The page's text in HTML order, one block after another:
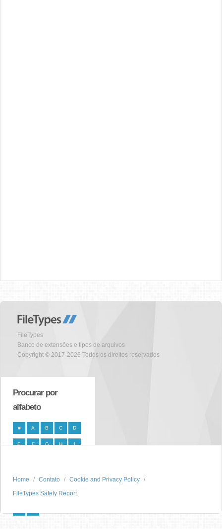
FileTypes
Banco de extensões e tipos de arquivos
Copyright © 2017-2026 Todos os direitos reservados
Procurar por
alfabeto
# A B C D
E F G H I
P S
T U V W X
Home Contato
Cookie and Privacy Policy
FileTypes Safety Report